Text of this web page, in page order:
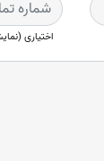
اختیاری